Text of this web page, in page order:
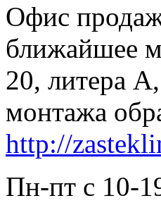
Офис продаж
ближайшее
20, литера
монтажа
http://
Пн-пт с 10-